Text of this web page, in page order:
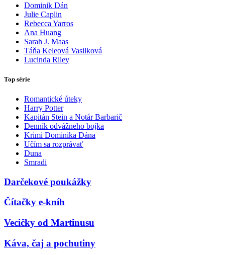
Dominik Dán
Julie Caplin
Rebecca Yarros
Ana Huang
Sarah J. Maas
Táňa Keleová Vasilková
Lucinda Riley
Top série
Romantické úteky
Harry Potter
Kapitán Stein a Notár Barbarič
Denník odvážneho bojka
Krimi Dominika Dána
Učím sa rozprávať
Duna
Smradi
Darčekové poukážky
Čítačky e-kníh
Vecičky od Martinusu
Káva, čaj a pochutiny